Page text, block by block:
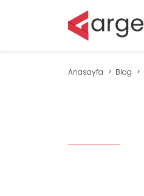
Anasayfa Blog